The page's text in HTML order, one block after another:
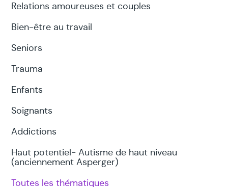
Relations amoureuses et couples
Bien-être au travail
Seniors
Trauma
Enfants
Soignants
Addictions
Haut potentiel- Autisme de haut niveau
(anciennement Asperger)
Toutes les thématiques